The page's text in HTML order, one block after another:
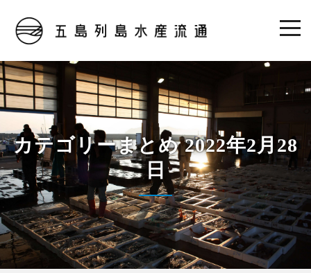
カテゴリーまとめ 2022年2月28
日